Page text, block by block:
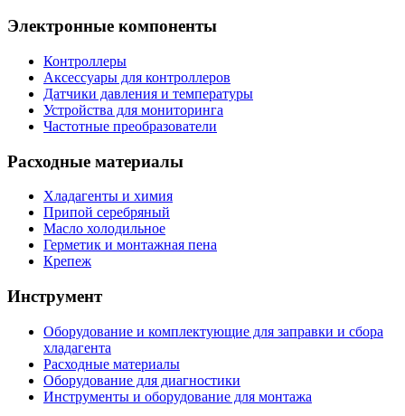
Электронные компоненты
Контроллеры
Аксессуары для контроллеров
Датчики давления и температуры
Устройства для мониторинга
Частотные преобразователи
Расходные материалы
Хладагенты и химия
Припой серебряный
Масло холодильное
Герметик и монтажная пена
Крепеж
Инструмент
Оборудование и комплектующие для заправки и сбора
хладагента
Расходные материалы
Оборудование для диагностики
Инструменты и оборудование для монтажа